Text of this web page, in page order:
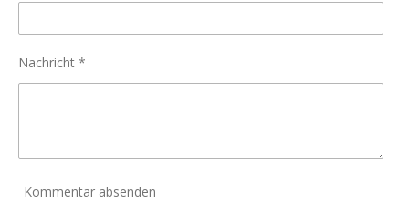
Nachricht *
Kommentar absenden